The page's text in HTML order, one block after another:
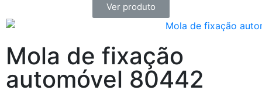
Ver produto
Mola de fixação
automóvel 80442